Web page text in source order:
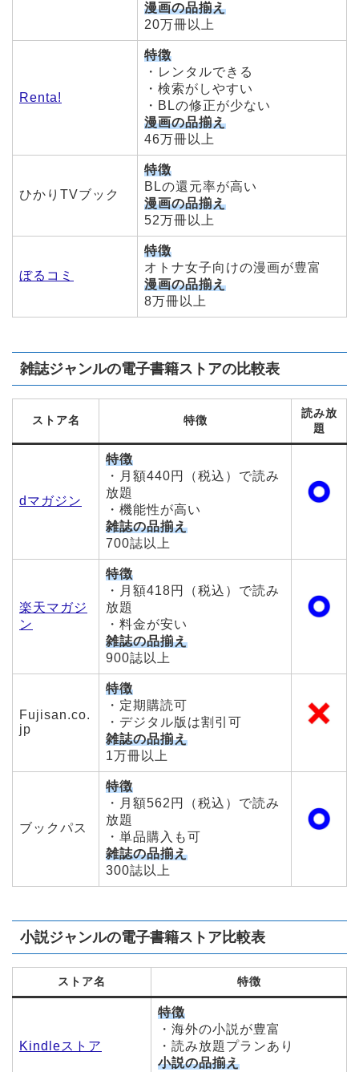
漫画の品揃え
20万冊以上
Renta!
特徴
・レンタルできる
・検索がしやすい
・BLの修正が少ない
漫画の品揃え
46万冊以上
ひかりTVブック
特徴
BLの還元率が高い
漫画の品揃え
52万冊以上
ぼるコミ
特徴
オトナ女子向けの漫画が豊富
漫画の品揃え
8万冊以上
雑誌ジャンルの電子書籍ストアの比較表
ストア名 特徴
読み放
題
dマガジン
特徴
・月額440円（税込）で読み
放題
・機能性が高い
雑誌の品揃え
700誌以上
楽天マガジ
ン
特徴
・月額418円（税込）で読み
放題
・料金が安い
雑誌の品揃え
900誌以上
Fujisan.co.
jp
特徴
・定期購読可
・デジタル版は割引可
雑誌の品揃え
1万冊以上
ブックパス
特徴
・月額562円（税込）で読み
放題
・単品購入も可
雑誌の品揃え
300誌以上
小説ジャンルの電子書籍ストア比較表
ストア名 特徴
Kindleストア
特徴
・海外の小説が豊富
・読み放題プランあり
小説の品揃え